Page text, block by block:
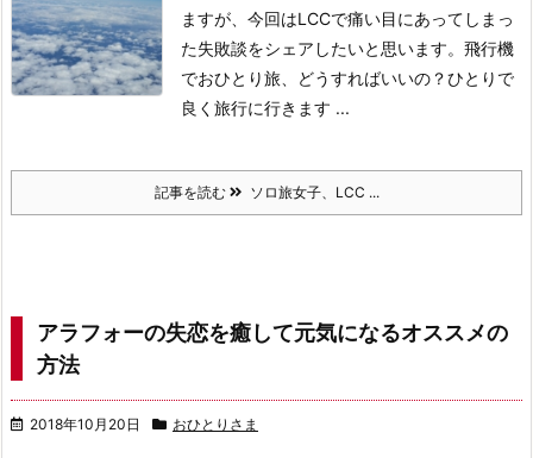
ますが、今回はLCCで痛い目にあってしまっ
た失敗談をシェアしたいと思います。 飛行機
でおひとり旅、どうすればいいの？ひとりで
良く旅行に行きます ...
記事を読む ソロ旅女子、LCC ...
アラフォーの失恋を癒して元気になるオススメの
方法
2018年10月20日 おひとりさま